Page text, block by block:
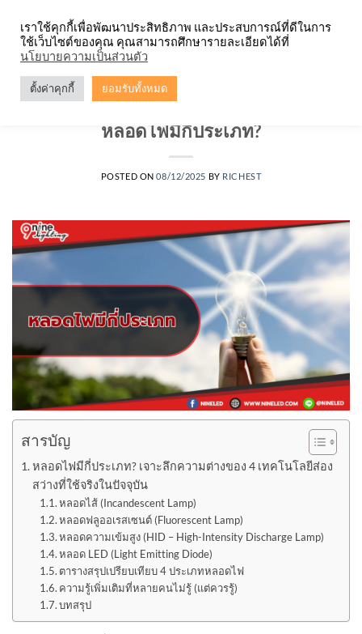
content
หลอดไฟมีกี่ประเภท?
POSTED ON08/12/2025 BY RICHEST
สารบัญ
หลอดไฟมีกี่ประเภท? เจาะลึกความต่างของ 4 เทคโนโลยีส่อง
สว่างที่ใช้จริงในปัจจุบัน
หลอดไส้ (Incandescent Lamp)
หลอดฟลูออเรสเซนต์ (Fluorescent Lamp)
หลอดความเข้มสูง (HID – High-Intensity Discharge Lamp)
หลอด LED (Light Emitting Diode)
ตารางสรุปเปรียบเทียบ 4 ประเภทหลอดไฟ
ความรู้เพิ่มเติมที่หลายคนไม่รู้ (แต่ควรรู้)
บทสรุป
เราใช้คุกกี้เพื่อพัฒนาประสิทธิภาพ และประสบการณ์ที่ดีในการ
ใช้เว็บไซต์ของคุณ คุณสามารถศึกษารายละเอียดได้ที่
นโยบายความเป็นส่วนตัว
ตั้งค่าคุกกี้ ยอมรับทั้งหมด